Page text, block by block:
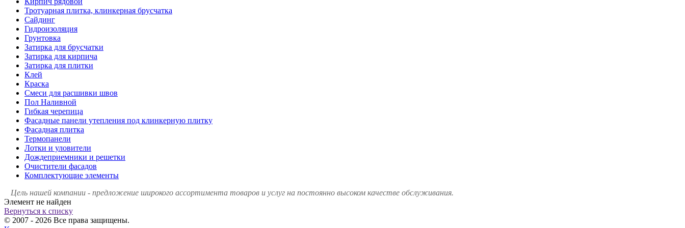
Тротуарная плитка, клинкерная брусчатка
Сайдинг
Гидроизоляция
Грунтовка
Затирка для брусчатки
Затирка для кирпича
Затирка для плитки
Клей
Краска
Смеси для расшивки швов
Пол Наливной
Гибкая черепица
Фасадные панели утепления под клинкерную плитку
Фасадная плитка
Термопанели
Лотки и уловители
Дождеприемники и решетки
Очистители фасадов
Комплектующие элементы
Цель нашей компании - предложение широкого ассортимента товаров и услуг на постоянно высоком качестве обслуживания.
Элемент не найден
Вернуться к списку
© 2007 - 2026 Все права защищены.